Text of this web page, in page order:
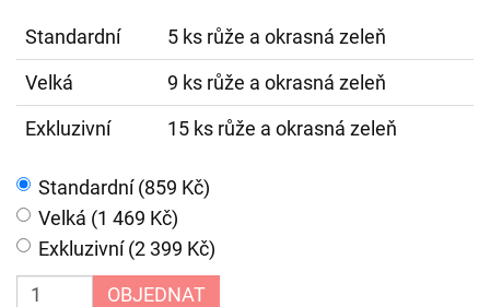
Standardní
5 ks růže a okrasná zeleň
Velká
9 ks růže a okrasná zeleň
Exkluzivní
15 ks růže a okrasná zeleň
Standardní (859 Kč)
Velká (1 469 Kč)
Exkluzivní (2 399 Kč)
OBJEDNAT